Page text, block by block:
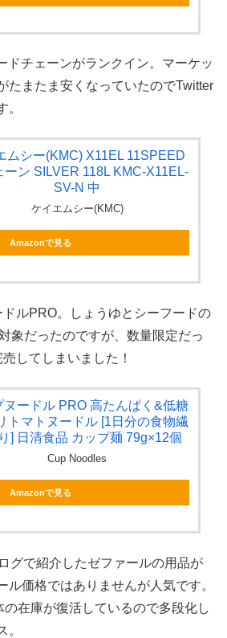
ドチェーンがランクイン。マーケッ
たまたま安くなっていたのでTwitter
。
ムシー(KMC) X11EL 11SPEED
ーン SILVER 118L KMC-X11EL-
SV-N 中
ケイエムシー(KMC)
Amazonで見る
ルPRO。しょうゆとシーフードの
象だったのですが、数量限定だっ
してしまいました！
ヌードル PRO 高たんぱく&低糖
トマトヌードル [1日分の食物繊
] 日清食品 カップ麺 79g×12個
Cup Noodles
Amazonで見る
グで紹介したゼファールの用品が
ル価格ではありませんが人気です。
在庫が復活しているので多段化し
。